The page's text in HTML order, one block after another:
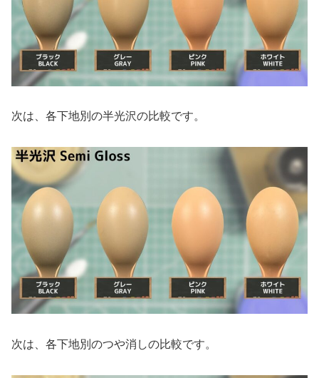
次は、各下地別の半光沢の比較です。
次は、各下地別のつや消しの比較です。